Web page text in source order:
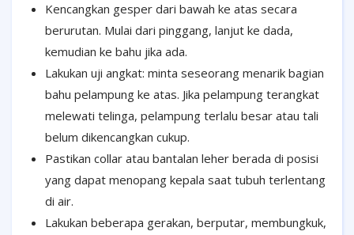
Kencangkan gesper dari bawah ke atas secara
berurutan. Mulai dari pinggang, lanjut ke dada,
kemudian ke bahu jika ada.
Lakukan uji angkat: minta seseorang menarik bagian
bahu pelampung ke atas. Jika pelampung terangkat
melewati telinga, pelampung terlalu besar atau tali
belum dikencangkan cukup.
Pastikan collar atau bantalan leher berada di posisi
yang dapat menopang kepala saat tubuh terlentang
di air.
Lakukan beberapa gerakan, berputar, membungkuk,